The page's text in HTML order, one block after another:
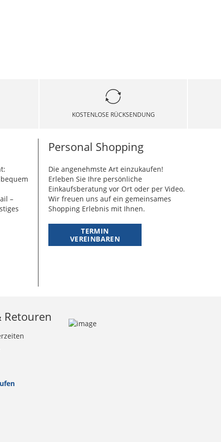
KOSTENLOSE RÜCKSENDUNG
–
Personal Shopping
Die angenehmste Art einzukaufen!
Erleben Sie Ihre persönliche
Einkaufsberatung vor Ort oder per Video.
Wir freuen uns auf ein gemeinsames
Shopping Erlebnis mit Ihnen.
TERMIN
VEREINBAREN
Retouren